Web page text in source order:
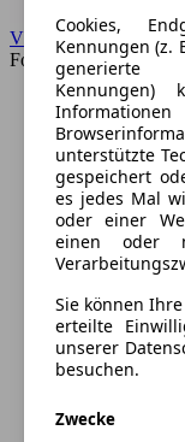
VW
Forum
Cookies,
Kennungen (z.
generierte
Kennungen)
unterstützte
gespeichert
es jedes Mal
oder einer
einen oder
Sie können
erteilte
unserer
besuchen.
Zwecke